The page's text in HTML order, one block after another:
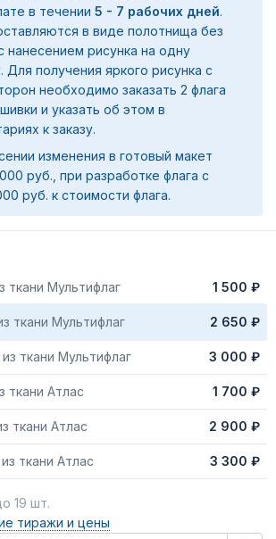
в течении 5 - 7 рабочих дней.
в виде полотнища без
нанесением рисунка на одну
Для получения яркого рисунка с
необходимо заказать 2 флага
и указать об этом в
к заказу.
изменения в готовый макет
руб., при разработке флага с
руб. к стоимости флага.
ткани Мультифлаг 1 500 ₽
ткани Мультифлаг 2 650 ₽
из ткани Мультифлаг 3 000 ₽
ткани Атлас 1 700 ₽
ткани Атлас 2 900 ₽
из ткани Атлас 3 300 ₽
19 шт.
тиражи и цены